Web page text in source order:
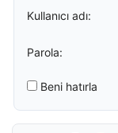
Kullanıcı adı:
Parola:
Beni hatırla